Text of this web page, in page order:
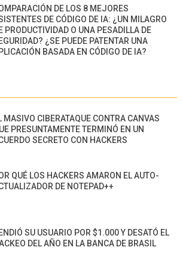
DE LOS 8 MEJORES
DE CÓDIGO DE IA: ¿UN MILAGRO
PRODUCTIVIDAD O UNA PESADILLA DE
¿SE PUEDE PATENTAR UNA
BASADA EN CÓDIGO DE IA?
MASIVO CIBERATAQUE CONTRA CANVAS
PRESUNTAMENTE TERMINÓ EN UN
SECRETO CON HACKERS
QUÉ LOS HACKERS AMARON EL AUTO-
DE NOTEPAD++
SU USUARIO POR $1.000 Y DESATÓ EL
DEL AÑO EN LA BANCA DE BRASIL